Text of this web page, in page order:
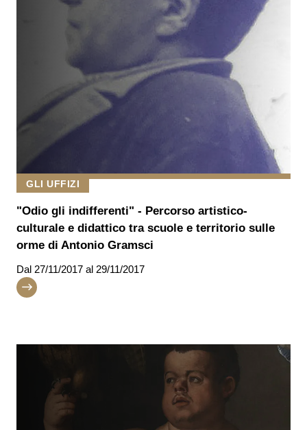
GLI UFFIZI
"Odio gli indifferenti" - Percorso artistico-
culturale e didattico tra scuole e territorio sulle
orme di Antonio Gramsci
Dal 27/11/2017 al 29/11/2017